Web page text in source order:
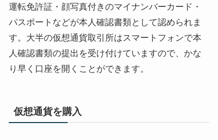
運転免許証・顔写真付きのマイナンバーカード・
パスポートなどが本人確認書類として認められま
す。大半の仮想通貨取引所はスマートフォンで本
人確認書類の提出を受け付けていますので、かな
り早く口座を開くことができます。
仮想通貨を購入